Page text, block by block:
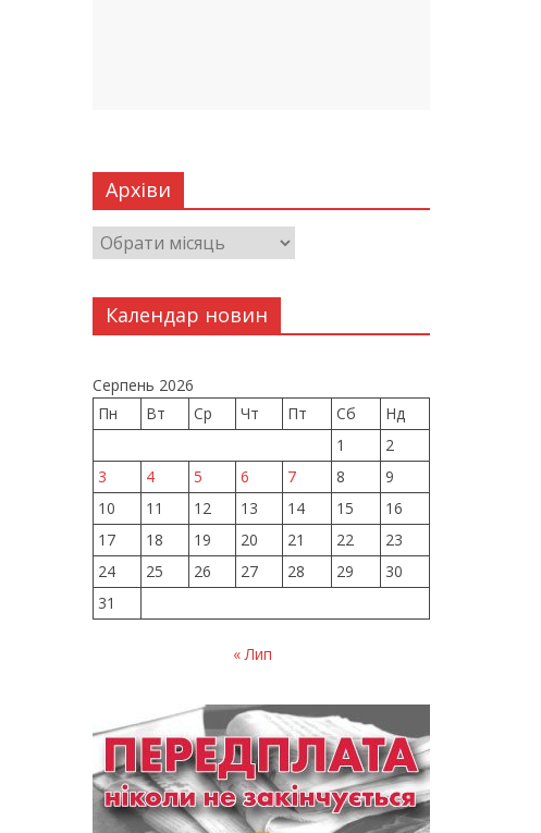
Архіви
Календар новин
Серпень 2026
Пн
Вт Ср Чт Пт Сб
Нд
1
2
3
4 5 6 7 8
9
10
11 12 13 14 15
16
17
18 19 20 21 22
23
24
25 26 27 28 29
30
31
« Лип